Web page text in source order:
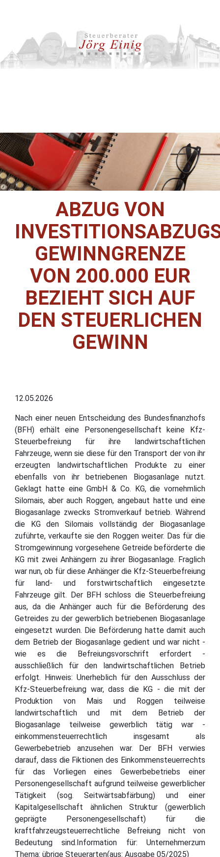
ABZUG VON
GEWINNGRENZE
VON 200.000 EUR
BEZIEHT SICH AUF
DEN STEUERLICHEN
GEWINN
12.05.2026
Nach einer neuen Entscheidung des Bundesfinanzhofs
(BFH) erhält eine Personengesellschaft keine Kfz-
Steuerbefreiung für ihre landwirtschaftlichen
Fahrzeuge, wenn sie diese für den Transport der von ihr
erzeugten landwirtschaftlichen Produkte zu einer
ebenfalls von ihr betriebenen Biogasanlage nutzt.
Geklagt hatte eine GmbH & Co. KG, die vornehmlich
Silomais, aber auch Roggen, angebaut hatte und eine
Biogasanlage zwecks Stromverkauf betrieb. Während
die KG den Silomais vollständig der Biogasanlage
zuführte, verkaufte sie den Roggen weiter. Das für die
Stromgewinnung vorgesehene Getreide beförderte die
KG mit zwei Anhängern zu ihrer Biogasanlage. Fraglich
war nun, ob für diese Anhänger die Kfz-Steuerbefreiung
für land- und forstwirtschaftlich eingesetzte
Fahrzeuge gilt. Der BFH schloss die Steuerbefreiung
aus, da die Anhänger auch für die Beförderung des
Getreides zu der gewerblich betriebenen Biogasanlage
eingesetzt wurden. Die Beförderung hatte damit auch
dem Betrieb der Biogasanlage gedient und war nicht -
wie es die Befreiungsvorschrift erfordert -
ausschließlich für den landwirtschaftlichen Betrieb
erfolgt. Hinweis: Unerheblich für den Ausschluss der
Kfz-Steuerbefreiung war, dass die KG - die mit der
Produktion von Mais und Roggen teilweise
landwirtschaftlich und mit dem Betrieb der
Biogasanlage teilweise gewerblich tätig war -
einkommensteuerrechtlich insgesamt als
Gewerbebetrieb anzusehen war. Der BFH verwies
darauf, dass die Fiktionen des Einkommensteuerrechts
für das Vorliegen eines Gewerbebetriebs einer
Personengesellschaft aufgrund teilweise gewerblicher
Tätigkeit (sog. Seitwärtsabfärbung) und einer
Kapitalgesellschaft ähnlichen Struktur (gewerblich
geprägte Personengesellschaft) für die
kraftfahrzeugsteuerrechtliche Befreiung nicht von
Bedeutung sind.Information für: Unternehmerzum
Thema: übrige Steuerarten(aus: Ausgabe 05/2025)